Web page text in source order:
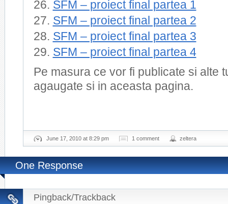
SFM – proiect final partea 1
SFM – proiect final partea 2
SFM – proiect final partea 3
SFM – proiect final partea 4
Pe masura ce vor fi publicate si alte
agaugate si in aceasta pagina.
June 17, 2010 at 8:29 pm 1 comment zeltera
One Response
Pingback/Trackback